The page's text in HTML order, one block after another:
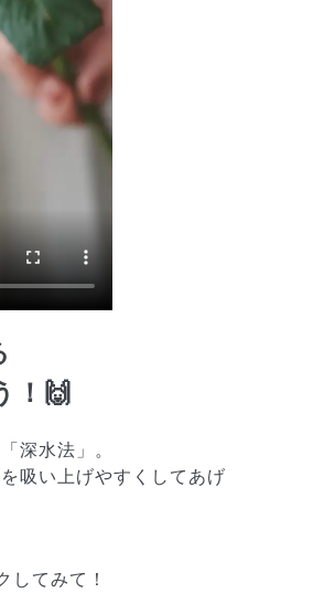
！🙌
深水法」。
吸い上げやすくしてあげ
てみて！